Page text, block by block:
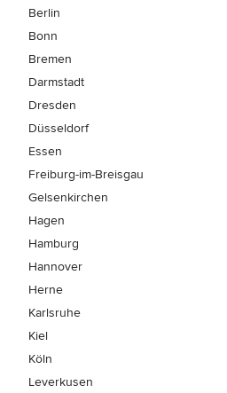
Berlin
Bonn
Bremen
Darmstadt
Dresden
Düsseldorf
Essen
Freiburg-im-Breisgau
Gelsenkirchen
Hagen
Hamburg
Hannover
Herne
Karlsruhe
Kiel
Köln
Leverkusen